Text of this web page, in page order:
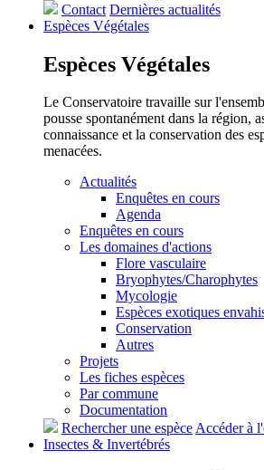
Contact Dernières actualités
Espèces Végétales
Espèces Végétales
Le Conservatoire travaille sur
pousse spontanément dans la région,
connaissance et la conservation des
menacées.
Actualités
Enquêtes en cours
Agenda
Enquêtes en cours
Les domaines d'actions
Flore vasculaire
Bryophytes/Charophytes
Mycologie
Espèces exotiques
Conservation
Autres
Projets
Les fiches espèces
Par commune
Documentation
Rechercher une espèceAccéder à
Insectes & Invertébrés